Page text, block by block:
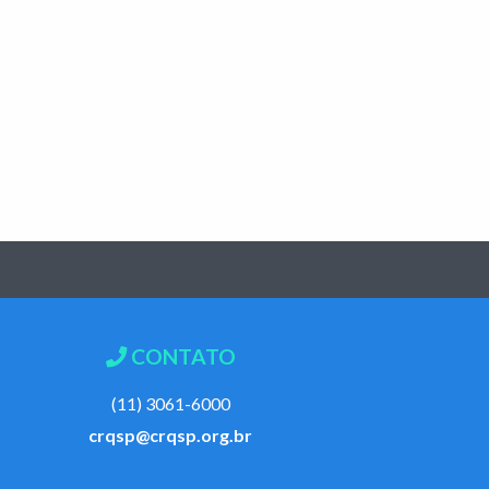
CONTATO
(11) 3061-6000
crqsp@crqsp.org.br